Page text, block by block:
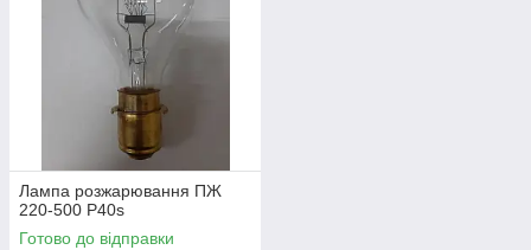
Лампа розжарювання ПЖ
220-500 P40s
Готово до відправки